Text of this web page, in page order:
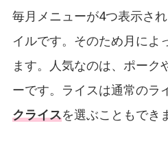
毎月メニューが4つ表示さ
イルです。そのため月によ
ます。人気なのは、ポーク
ーです。ライスは通常のラ
クライスを選ぶこともでき